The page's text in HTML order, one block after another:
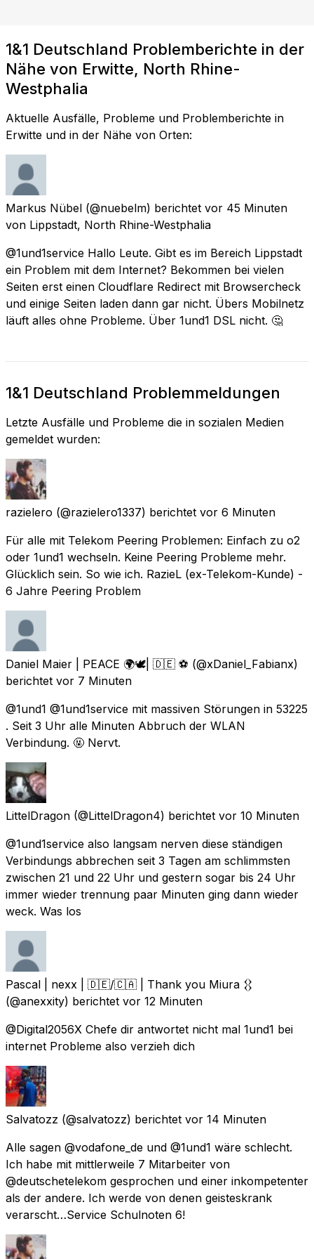
1&1 Deutschland Problemberichte in der
Nähe von Erwitte, North Rhine-
Westphalia
Aktuelle Ausfälle, Probleme und Problemberichte in
Erwitte und in der Nähe von Orten:
Markus Nübel (@nuebelm) berichtet vor 45 Minuten
von Lippstadt, North Rhine-Westphalia
@1und1service Hallo Leute. Gibt es im Bereich Lippstadt
ein Problem mit dem Internet? Bekommen bei vielen
Seiten erst einen Cloudflare Redirect mit Browsercheck
und einige Seiten laden dann gar nicht. Übers Mobilnetz
läuft alles ohne Probleme. Über 1und1 DSL nicht. 🤔
1&1 Deutschland Problemmeldungen
Letzte Ausfälle und Probleme die in sozialen Medien
gemeldet wurden:
razielero (@razielero1337) berichtet vor 6 Minuten
Für alle mit Telekom Peering Problemen: Einfach zu o2
oder 1und1 wechseln. Keine Peering Probleme mehr.
Glücklich sein. So wie ich. RazieL (ex-Telekom-Kunde) -
6 Jahre Peering Problem
Daniel Maier | PEACE 🌍🕊| 🇩🇪 ⚽️ (@xDaniel_Fabianx)
berichtet vor 7 Minuten
@1und1 @1und1service mit massiven Störungen in 53225
. Seit 3 Uhr alle Minuten Abbruch der WLAN
Verbindung. 🤬 Nervt.
LittelDragon (@LittelDragon4) berichtet vor 10 Minuten
@1und1service also langsam nerven diese ständigen
Verbindungs abbrechen seit 3 Tagen am schlimmsten
zwischen 21 und 22 Uhr und gestern sogar bis 24 Uhr
immer wieder trennung paar Minuten ging dann wieder
weck. Was los
Pascal | nexx | 🇩🇪/🇨🇦 | Thank you Miura 𒌐
(@anexxity) berichtet vor 12 Minuten
@Digital2056X Chefe dir antwortet nicht mal 1und1 bei
internet Probleme also verzieh dich
Salvatozz (@salvatozz) berichtet vor 14 Minuten
Alle sagen @vodafone_de und @1und1 wäre schlecht.
Ich habe mit mittlerweile 7 Mitarbeiter von
@deutschetelekom gesprochen und einer inkompetenter
als der andere. Ich werde von denen geisteskrank
verarscht…Service Schulnoten 6!